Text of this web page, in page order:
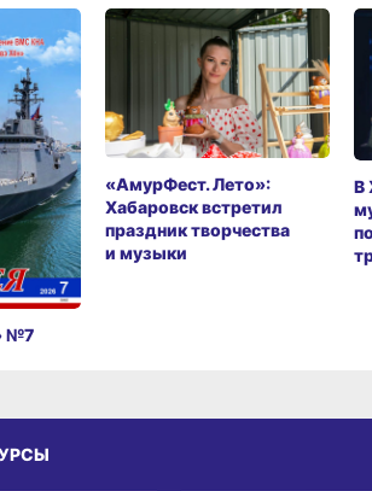
№7
«АмурФест. Лето»:
Хабаровск встретил
праздник творчества
и музыки
В